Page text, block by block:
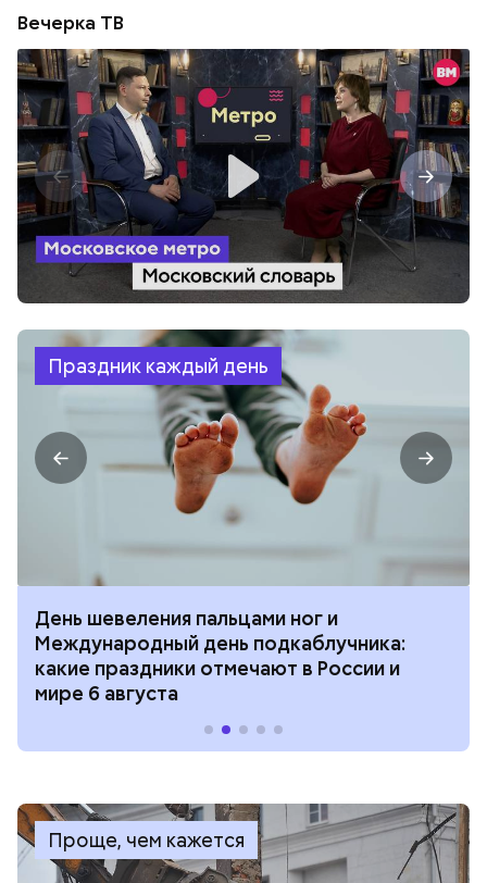
Вечерка ТВ
Праздник каждый день
День шевеления пальцами ног и
Международный день подкаблучника:
какие праздники отмечают в России и
мире 6 августа
Проще, чем кажется